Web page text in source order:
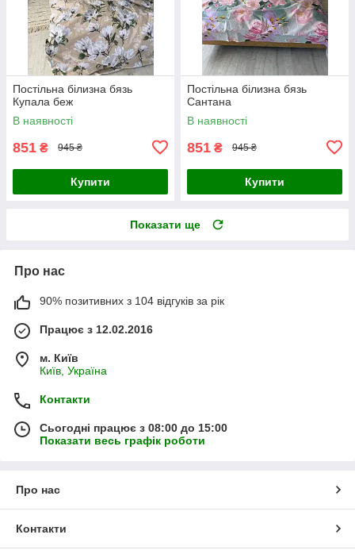
Постільна білизна бязь
Купала беж
В наявності
851 ₴ 945 ₴
Купити
Постільна білизна бязь
Сантана
В наявності
851 ₴ 945 ₴
Купити
Показати ще
Про нас
90% позитивних з 104 відгуків за рік
Працює з 12.02.2016
м. Київ
Київ, Україна
Контакти
Сьогодні працює з 08:00 до 15:00
Показати весь графік роботи
Про нас
Контакти